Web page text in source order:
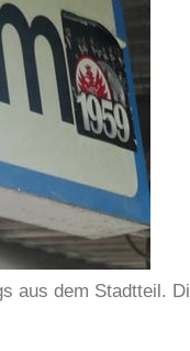
aus dem Stadtteil.